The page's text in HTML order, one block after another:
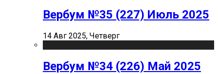
Вербум №35 (227) Июль 2025
14 Авг 2025, Четверг
Вербум №34 (226) Май 2025